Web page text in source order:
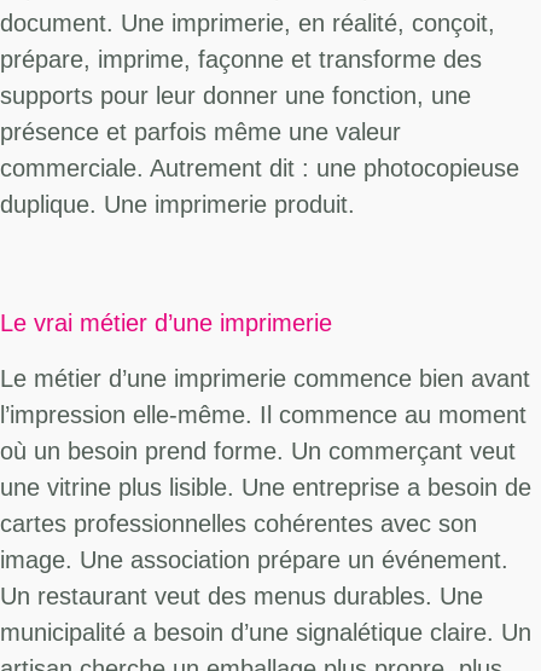
document. Une imprimerie, en réalité, conçoit,
prépare, imprime, façonne et transforme des
supports pour leur donner une fonction, une
présence et parfois même une valeur
commerciale. Autrement dit : une photocopieuse
duplique. Une imprimerie produit.
Le vrai métier d’une imprimerie
Le métier d’une imprimerie commence bien avant
l’impression elle-même. Il commence au moment
où un besoin prend forme. Un commerçant veut
une vitrine plus lisible. Une entreprise a besoin de
cartes professionnelles cohérentes avec son
image. Une association prépare un événement.
Un restaurant veut des menus durables. Une
municipalité a besoin d’une signalétique claire. Un